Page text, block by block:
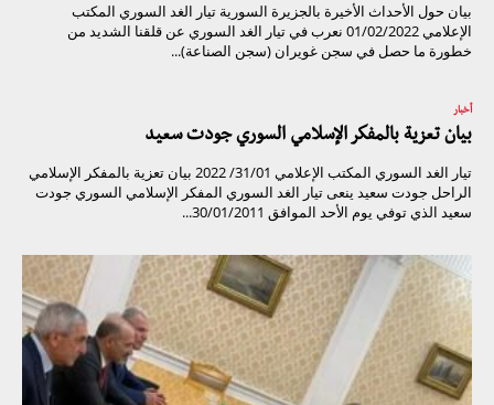
بيان حول الأحداث الأخيرة بالجزيرة السورية تيار الغد السوري المكتب
الإعلامي 01/02/2022 نعرب في تيار الغد السوري عن قلقنا الشديد من
خطورة ما حصل في سجن غويران (سجن الصناعة)...
أخبار
بيان تعزية بالمفكر الإسلامي السوري جودت سعيد
تيار الغد السوري المكتب الإعلامي 31/01/ 2022 بيان تعزية بالمفكر الإسلامي
الراحل جودت سعيد ينعى تيار الغد السوري المفكر الإسلامي السوري جودت
سعيد الذي توفي يوم الأحد الموافق 30/01/2011...